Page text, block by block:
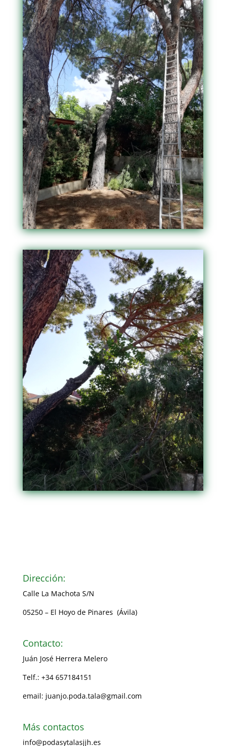
Dirección:
Calle La Machota S/N
05250 – El Hoyo de Pinares (Ávila)
Contacto:
Juán José Herrera Melero
Telf.: +34 657184151
email: juanjo.poda.tala@gmail.com
Más contactos
info@podasytalasjjh.es